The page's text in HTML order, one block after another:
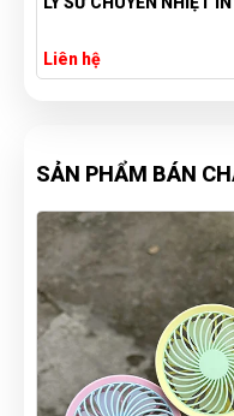
SẢN PHẨM BÁN